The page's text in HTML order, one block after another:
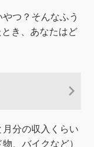
つ？そんなふう
き、あなたはど
分の収入くらい
、バイクなど）